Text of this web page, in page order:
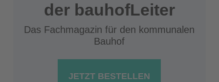
der bauhofLeiter
Das Fachmagazin für den kommunalen
Bauhof
JETZT BESTELLEN